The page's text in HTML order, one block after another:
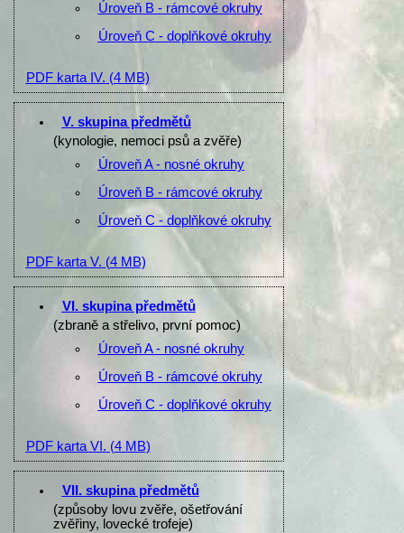
Úroveň B - rámcové okruhy
Úroveň C - doplňkové okruhy
PDF karta IV. (4 MB)
V. skupina předmětů
(kynologie, nemoci psů a zvěře)
Úroveň A - nosné okruhy
Úroveň B - rámcové okruhy
Úroveň C - doplňkové okruhy
PDF karta V. (4 MB)
VI. skupina předmětů
(zbraně a střelivo, první pomoc)
Úroveň A - nosné okruhy
Úroveň B - rámcové okruhy
Úroveň C - doplňkové okruhy
PDF karta VI. (4 MB)
VII. skupina předmětů
(způsoby lovu zvěře, ošetřování
zvěřiny, lovecké trofeje)